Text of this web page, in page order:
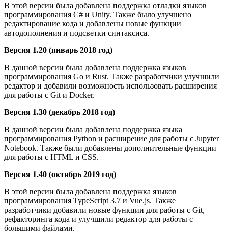
В этой версии была добавлена поддержка отладки языков
программирования C# и Unity. Также было улучшено
редактирование кода и добавлены новые функции
автодополнения и подсветки синтаксиса.
Версия 1.20 (январь 2018 год)
В данной версии была добавлена поддержка языков
программирования Go и Rust. Также разработчики улучшили
редактор и добавили возможность использовать расширения
для работы с Git и Docker.
Версия 1.30 (декабрь 2018 год)
В данной версии была добавлена поддержка языка
программирования Python и расширение для работы с Jupyter
Notebook. Также были добавлены дополнительные функции
для работы с HTML и CSS.
Версия 1.40 (октябрь 2019 год)
В этой версии была добавлена поддержка языков
программирования TypeScript 3.7 и Vue.js. Также
разработчики добавили новые функции для работы с Git,
рефакторинга кода и улучшили редактор для работы с
большими файлами.